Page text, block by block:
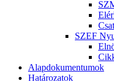
SZEF
Alapdokumentumok
Határozatok